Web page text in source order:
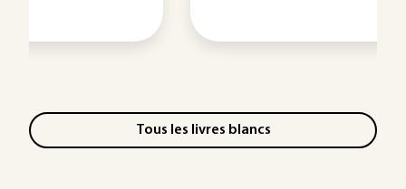
Tous les livres blancs